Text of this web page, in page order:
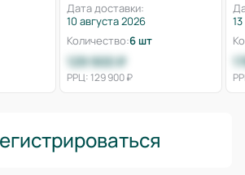
Дата доставки:
10 августа 2026
Количество:6 шт
129 900 ₽
РРЦ: 129 900 ₽